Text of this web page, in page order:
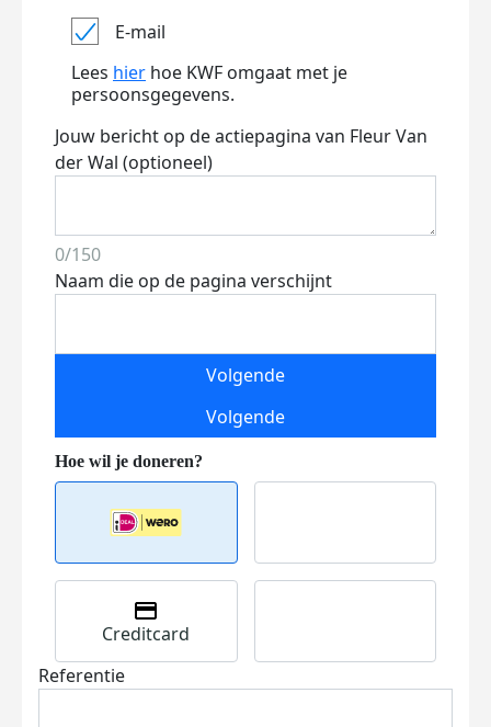
E-mail
Lees hier hoe KWF omgaat met je
persoonsgegevens.
Jouw bericht op de actiepagina van Fleur Van
der Wal (optioneel)
0/150
Naam die op de pagina verschijnt
Volgende
Volgende
Creditcard
Referentie